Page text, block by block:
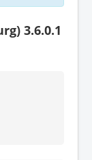
3.6.0.1